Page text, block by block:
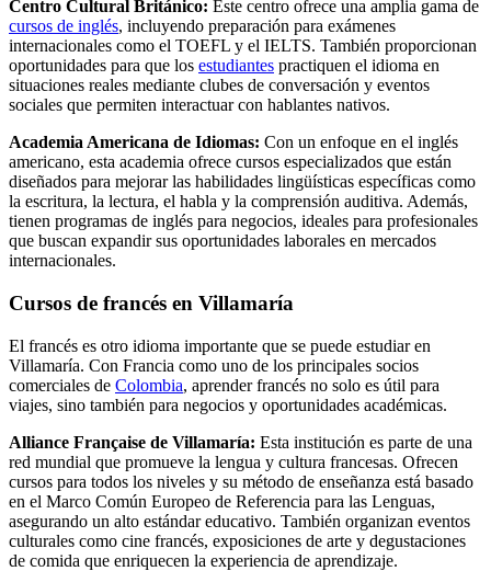
Centro Cultural Británico: Este centro ofrece una amplia gama de
cursos de inglés, incluyendo preparación para exámenes
internacionales como el TOEFL y el IELTS. También proporcionan
oportunidades para que los estudiantes practiquen el idioma en
situaciones reales mediante clubes de conversación y eventos
sociales que permiten interactuar con hablantes nativos.
Academia Americana de Idiomas: Con un enfoque en el inglés
americano, esta academia ofrece cursos especializados que están
diseñados para mejorar las habilidades lingüísticas específicas como
la escritura, la lectura, el habla y la comprensión auditiva. Además,
tienen programas de inglés para negocios, ideales para profesionales
que buscan expandir sus oportunidades laborales en mercados
internacionales.
Cursos de francés en Villamaría
El francés es otro idioma importante que se puede estudiar en
Villamaría. Con Francia como uno de los principales socios
comerciales de Colombia, aprender francés no solo es útil para
viajes, sino también para negocios y oportunidades académicas.
Alliance Française de Villamaría: Esta institución es parte de una
red mundial que promueve la lengua y cultura francesas. Ofrecen
cursos para todos los niveles y su método de enseñanza está basado
en el Marco Común Europeo de Referencia para las Lenguas,
asegurando un alto estándar educativo. También organizan eventos
culturales como cine francés, exposiciones de arte y degustaciones
de comida que enriquecen la experiencia de aprendizaje.